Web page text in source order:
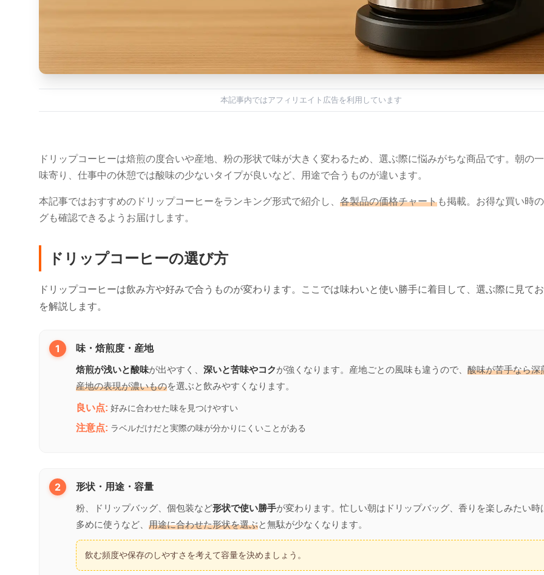
本記事内ではアフィリエイト広告を利用しています
ドリップコーヒーは焙煎の度合いや産地、粉の形状で味が大きく変わるため、選ぶ際に悩みがちな商品です。朝の
味寄り、仕事中の休憩では酸味の少ないタイプが良いなど、用途で合うものが違います。
本記事ではおすすめのドリップコーヒーをランキング形式で紹介し、 各製品の価格チャートも掲載。お得な買い時
グも確認できるようお届けします。
ドリップコーヒーの選び方
ドリップコーヒーは飲み方や好みで合うものが変わります。ここでは味わいと使い勝手に着目して、選ぶ際に見て
を解説します。
1 味・焙煎度・産地
焙煎が浅いと酸味が出やすく、 深いと苦味やコクが強くなります。産地ごとの風味も違うので、 酸味が苦手なら深
産地の表現が濃いものを選ぶと飲みやすくなります。
良い点: 好みに合わせた味を見つけやすい
注意点: ラベルだけだと実際の味が分かりにくいことがある
2 形状・用途・容量
粉、ドリップバッグ、個包装など形状で使い勝手が変わります。忙しい朝はドリップバッグ、香りを楽しみたい時
多めに使うなど、 用途に合わせた形状を選ぶと無駄が少なくなります。
飲む頻度や保存のしやすさを考えて容量を決めましょう。